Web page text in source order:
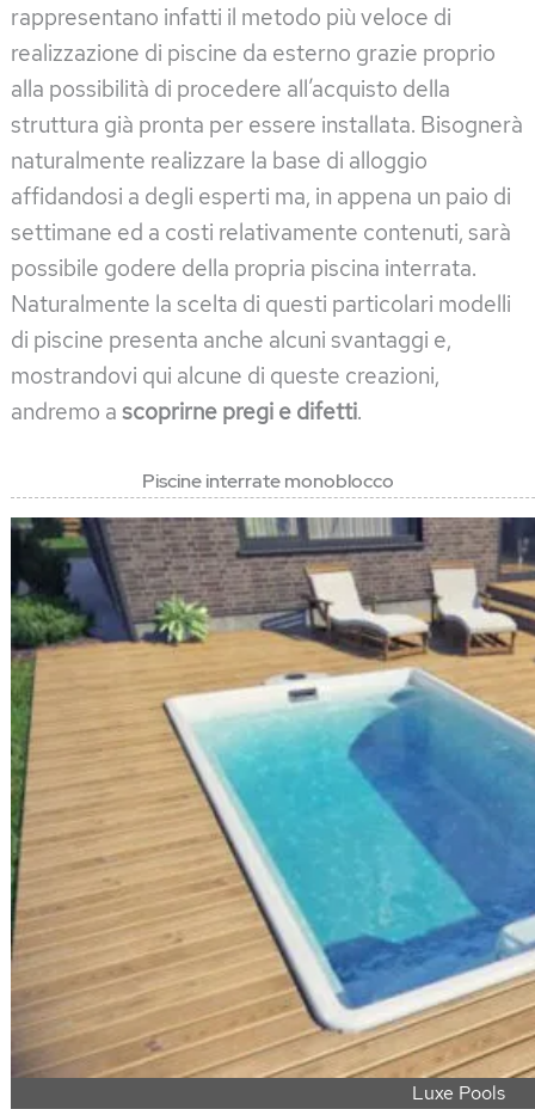
rappresentano infatti il metodo più veloce di
realizzazione di piscine da esterno grazie proprio
alla possibilità di procedere all’acquisto della
struttura già pronta per essere installata. Bisognerà
naturalmente realizzare la base di alloggio
affidandosi a degli esperti ma, in appena un paio di
settimane ed a costi relativamente contenuti, sarà
possibile godere della propria piscina interrata.
Naturalmente la scelta di questi particolari modelli
di piscine presenta anche alcuni svantaggi e,
mostrandovi qui alcune di queste creazioni,
andremo a scoprirne pregi e difetti.
Piscine interrate monoblocco
Luxe Pools